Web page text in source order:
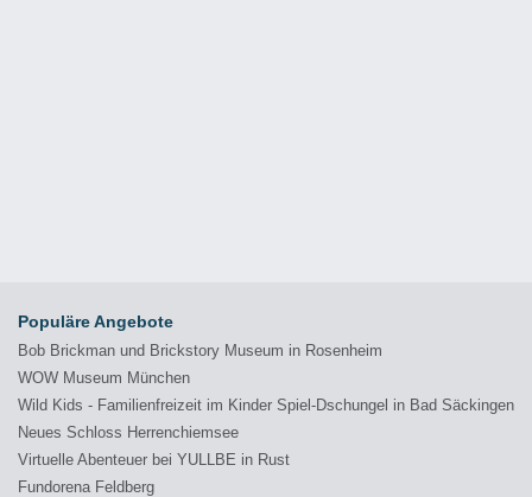
Populäre Angebote
Bob Brickman und Brickstory Museum in Rosenheim
WOW Museum München
Wild Kids - Familienfreizeit im Kinder Spiel-Dschungel in Bad Säckingen
Neues Schloss Herrenchiemsee
Virtuelle Abenteuer bei YULLBE in Rust
Fundorena Feldberg